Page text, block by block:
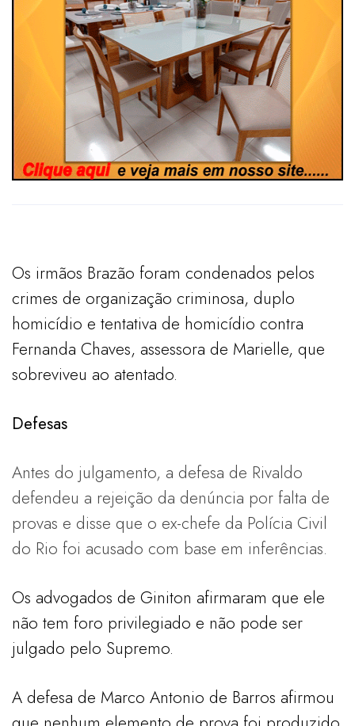
Os irmãos Brazão foram condenados pelos
crimes de organização criminosa, duplo
homicídio e tentativa de homicídio contra
Fernanda Chaves, assessora de Marielle, que
sobreviveu ao atentado.
Defesas
Antes do julgamento, a defesa de Rivaldo
defendeu a rejeição da denúncia por falta de
provas e disse que o ex-chefe da Polícia Civil
do Rio foi acusado com base em inferências.
Os advogados de Giniton afirmaram que ele
não tem foro privilegiado e não pode ser
julgado pelo Supremo.
A defesa de Marco Antonio de Barros afirmou